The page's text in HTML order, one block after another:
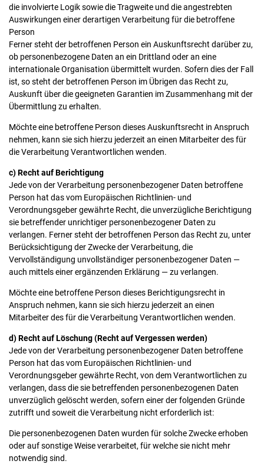
die involvierte Logik sowie die Tragweite und die angestrebten
Auswirkungen einer derartigen Verarbeitung für die betroffene
Person
Ferner steht der betroffenen Person ein Auskunftsrecht darüber zu,
ob personenbezogene Daten an ein Drittland oder an eine
internationale Organisation übermittelt wurden. Sofern dies der Fall
ist, so steht der betroffenen Person im Übrigen das Recht zu,
Auskunft über die geeigneten Garantien im Zusammenhang mit der
Übermittlung zu erhalten.
Möchte eine betroffene Person dieses Auskunftsrecht in Anspruch
nehmen, kann sie sich hierzu jederzeit an einen Mitarbeiter des für
die Verarbeitung Verantwortlichen wenden.
c) Recht auf Berichtigung
Jede von der Verarbeitung personenbezogener Daten betroffene
Person hat das vom Europäischen Richtlinien- und
Verordnungsgeber gewährte Recht, die unverzügliche Berichtigung
sie betreffender unrichtiger personenbezogener Daten zu
verlangen. Ferner steht der betroffenen Person das Recht zu, unter
Berücksichtigung der Zwecke der Verarbeitung, die
Vervollständigung unvollständiger personenbezogener Daten —
auch mittels einer ergänzenden Erklärung — zu verlangen.
Möchte eine betroffene Person dieses Berichtigungsrecht in
Anspruch nehmen, kann sie sich hierzu jederzeit an einen
Mitarbeiter des für die Verarbeitung Verantwortlichen wenden.
d) Recht auf Löschung (Recht auf Vergessen werden)
Jede von der Verarbeitung personenbezogener Daten betroffene
Person hat das vom Europäischen Richtlinien- und
Verordnungsgeber gewährte Recht, von dem Verantwortlichen zu
verlangen, dass die sie betreffenden personenbezogenen Daten
unverzüglich gelöscht werden, sofern einer der folgenden Gründe
zutrifft und soweit die Verarbeitung nicht erforderlich ist:
Die personenbezogenen Daten wurden für solche Zwecke erhoben
oder auf sonstige Weise verarbeitet, für welche sie nicht mehr
notwendig sind.